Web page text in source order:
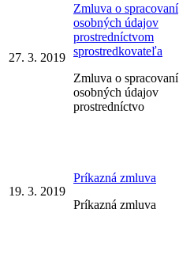
27. 3. 2019
Zmluva o spracovaní
osobných údajov
prostredníctvom
sprostredkovateľa
Zmluva o spracovaní
osobných údajov
prostredníctvo
19. 3. 2019
Príkazná zmluva
Príkazná zmluva